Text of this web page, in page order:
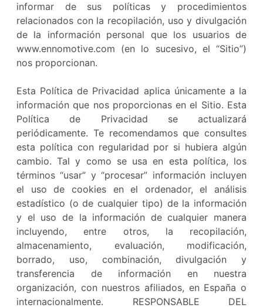
informar de sus políticas y procedimientos
relacionados con la recopilación, uso y divulgación
de la información personal que los usuarios de
www.ennomotive.com (en lo sucesivo, el “Sitio”)
nos proporcionan.
Esta Política de Privacidad aplica únicamente a la
información que nos proporcionas en el Sitio. Esta
Política de Privacidad se actualizará
periódicamente. Te recomendamos que consultes
esta política con regularidad por si hubiera algún
cambio. Tal y como se usa en esta política, los
términos “usar” y “procesar” información incluyen
el uso de cookies en el ordenador, el análisis
estadístico (o de cualquier tipo) de la información
y el uso de la información de cualquier manera
incluyendo, entre otros, la recopilación,
almacenamiento, evaluación, modificación,
borrado, uso, combinación, divulgación y
transferencia de información en nuestra
organización, con nuestros afiliados, en España o
internacionalmente. RESPONSABLE DEL